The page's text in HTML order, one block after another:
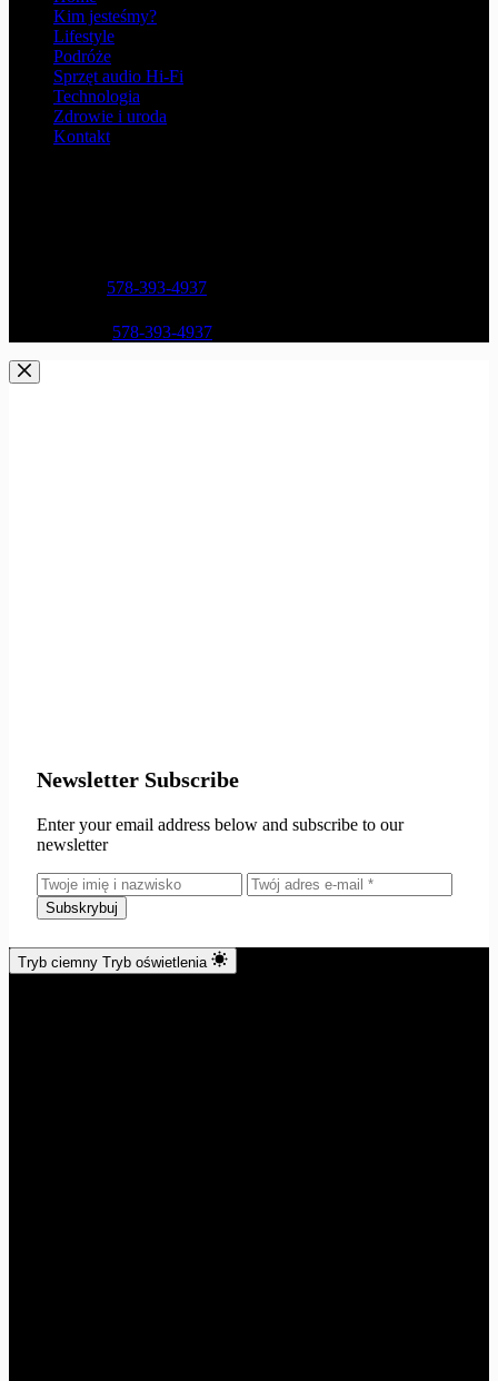
Kim jesteśmy?
Lifestyle
Podróże
Sprzęt audio Hi-Fi
Technologia
Zdrowie i uroda
Kontakt
578-393-4937
578-393-4937
Newsletter Subscribe
Enter your email address below and subscribe to our
newsletter
Subskrybuj
Tryb ciemny Tryb oświetlenia